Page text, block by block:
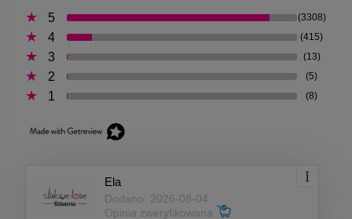
5
(3308)
4 (415)
3 (13)
2 (5)
1 (8)
Ela
Dodano: 2026-08-04
Opinia zweryfikowana